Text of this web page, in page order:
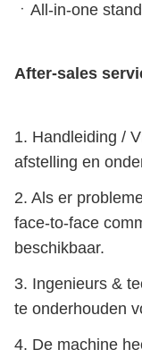
ㆍAll-in-one
After-sales
1. Handleiding /
afstelling en
2. Als er
face-to-face
beschikbaar.
3. Ingenieurs &
te onderhouden
4. De machine